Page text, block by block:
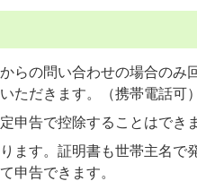
らの問い合わせの場合のみ
ただきます。（携帯電話可）
申告で控除することはでき
ます。証明書も世帯主名で
申告できます。